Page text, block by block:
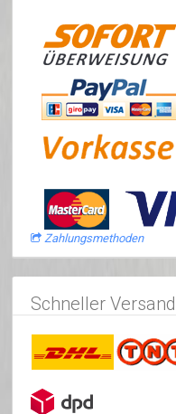
Zahlungsmethoden
Schneller Versand